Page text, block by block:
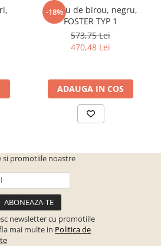
in colete . Coletele contin tot ce
-18%
Fotoliu de birou, negru,
FOSTER TYP 1
573,75 Lei
470,48 Lei
ADAUGA IN COS
si promotiile noastre
newsletter cu promotiile
mai multe in Politica de